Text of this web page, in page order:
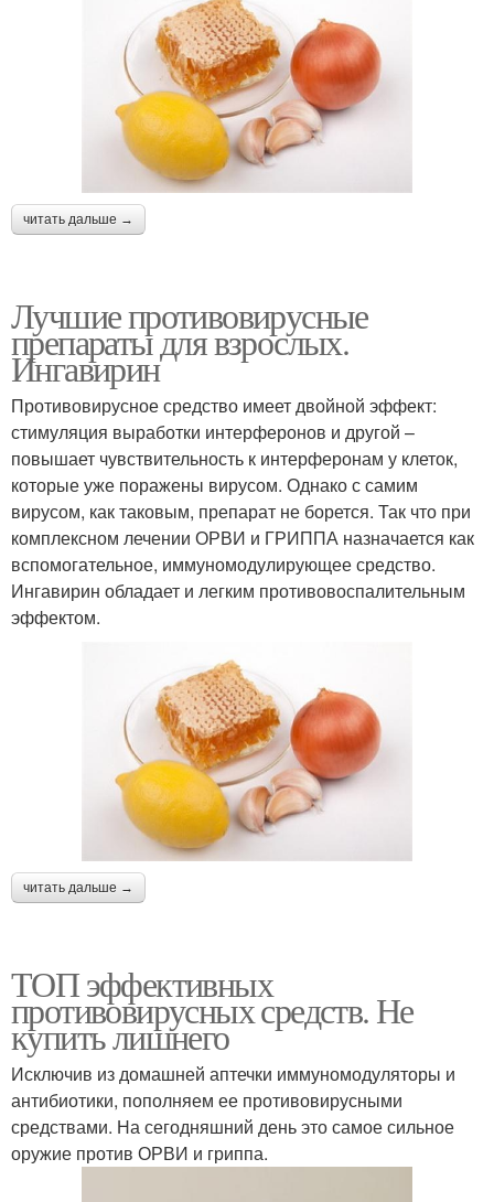
читать дальше →
Лучшие противовирусные
препараты для взрослых.
Ингавирин
Противовирусное средство имеет двойной эффект:
стимуляция выработки интерферонов и другой –
повышает чувствительность к интерферонам у клеток,
которые уже поражены вирусом. Однако с самим
вирусом, как таковым, препарат не борется. Так что при
комплексном лечении ОРВИ и ГРИППА назначается как
вспомогательное, иммуномодулирующее средство.
Ингавирин обладает и легким противовоспалительным
эффектом.
читать дальше →
ТОП эффективных
противовирусных средств. Не
купить лишнего
Исключив из домашней аптечки иммуномодуляторы и
антибиотики, пополняем ее противовирусными
средствами. На сегодняшний день это самое сильное
оружие против ОРВИ и гриппа.